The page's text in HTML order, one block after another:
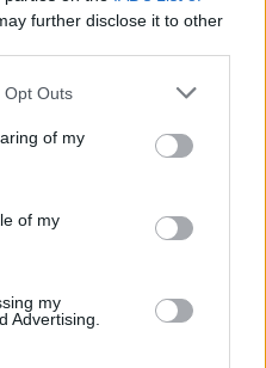
further disclose it to other
Opt Outs
of my
of my
my
Advertising.
των ΗΛΕΚΤΩΡ και THALIS –